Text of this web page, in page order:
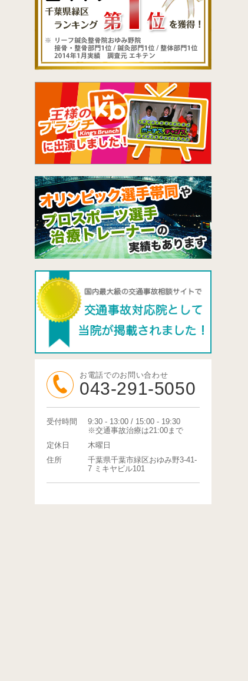
お電話でのお問い合わせ
043-291-5050
受付時間
9:30 - 13:00 / 15:00 - 19:30
※交通事故治療は21:00まで
定休日
木曜日
住所
千葉県千葉市緑区おゆみ野3-41-
7 ミキヤビル101